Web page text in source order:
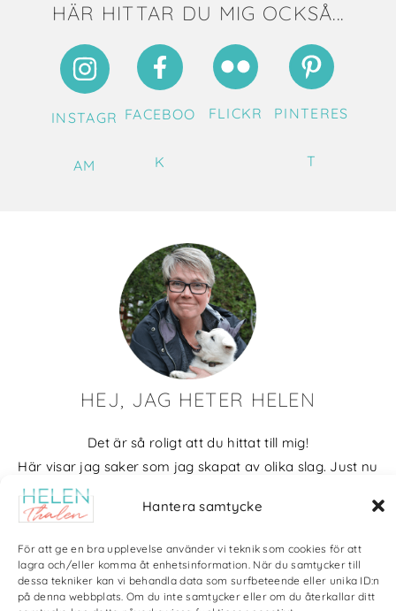
Hantera samtycke
För att ge en bra upplevelse använder vi teknik som cookies för att
lagra och/eller komma åt enhetsinformation. När du samtycker till
dessa tekniker kan vi behandla data som surfbeteende eller unika ID:n
på denna webbplats. Om du inte samtycker eller om du återkallar ditt
HÄR HITTAR DU MIG OCKSÅ...
INSTAGR
AM
FACEBOO
K
FLICKR PINTERES
T
HEJ, JAG HETER HELEN
Det är så roligt att du hittat till mig!
Här visar jag saker som jag skapat av olika slag. Just nu
blir det mycket fotografier och många bilder visar min
kärlek till naturen och min vackra hund. Men också lite
Bloggarkiv